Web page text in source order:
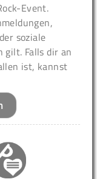
Event.
soziale
gilt. Falls dir an
ist, kannst